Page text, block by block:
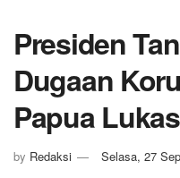
Presiden
Dugaan
Papua
by Redaksi Selasa, 27